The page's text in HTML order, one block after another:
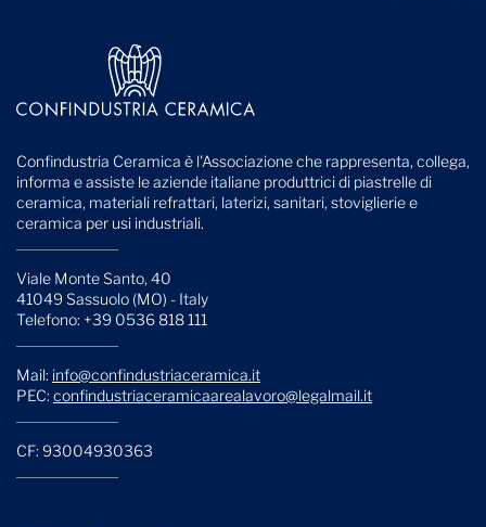
Confindustria Ceramica è l'Associazione che rappresenta, collega,
informa e assiste le aziende italiane produttrici di piastrelle di
ceramica, materiali refrattari, laterizi, sanitari, stoviglierie e
ceramica per usi industriali.
Viale Monte Santo, 40
41049 Sassuolo (MO) - Italy
Telefono: +39 0536 818 111
Mail: info@confindustriaceramica.it
PEC: confindustriaceramicaarealavoro@legalmail.it
CF: 93004930363